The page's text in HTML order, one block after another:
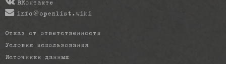
ВКонтакте
info@openlist.wiki
Отказ от ответственности
Условия использования
Источники данных